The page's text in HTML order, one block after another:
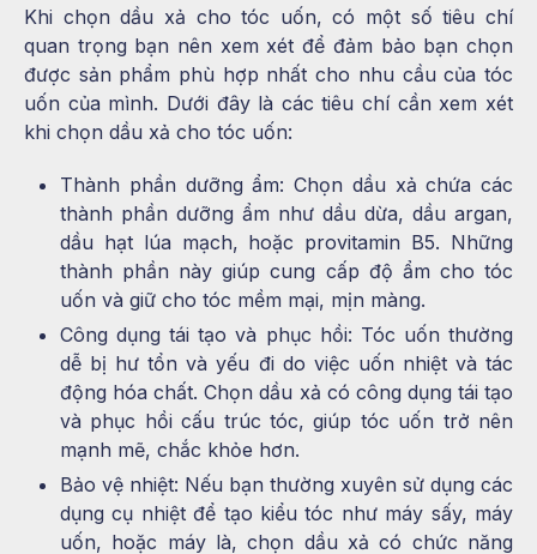
Khi chọn dầu xả cho tóc uốn, có một số tiêu chí
quan trọng bạn nên xem xét để đảm bảo bạn chọn
được sản phẩm phù hợp nhất cho nhu cầu của tóc
uốn của mình. Dưới đây là các tiêu chí cần xem xét
khi chọn dầu xả cho tóc uốn:
Thành phần dưỡng ẩm: Chọn dầu xả chứa các
thành phần dưỡng ẩm như dầu dừa, dầu argan,
dầu hạt lúa mạch, hoặc provitamin B5. Những
thành phần này giúp cung cấp độ ẩm cho tóc
uốn và giữ cho tóc mềm mại, mịn màng.
Công dụng tái tạo và phục hồi: Tóc uốn thường
dễ bị hư tổn và yếu đi do việc uốn nhiệt và tác
động hóa chất. Chọn dầu xả có công dụng tái tạo
và phục hồi cấu trúc tóc, giúp tóc uốn trở nên
mạnh mẽ, chắc khỏe hơn.
Bảo vệ nhiệt: Nếu bạn thường xuyên sử dụng các
dụng cụ nhiệt để tạo kiểu tóc như máy sấy, máy
uốn, hoặc máy là, chọn dầu xả có chức năng